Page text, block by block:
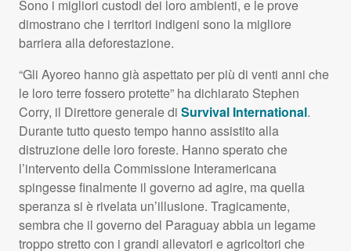
Sono i migliori custodi dei loro ambienti, e le prove
dimostrano che i territori indigeni sono la migliore
barriera alla deforestazione.
“Gli Ayoreo hanno già aspettato per più di venti anni che
le loro terre fossero protette” ha dichiarato Stephen
Corry, il Direttore generale di Survival International.
Durante tutto questo tempo hanno assistito alla
distruzione delle loro foreste. Hanno sperato che
l’intervento della Commissione Interamericana
spingesse finalmente il governo ad agire, ma quella
speranza si è rivelata un’illusione. Tragicamente,
sembra che il governo del Paraguay abbia un legame
troppo stretto con i grandi allevatori e agricoltori che